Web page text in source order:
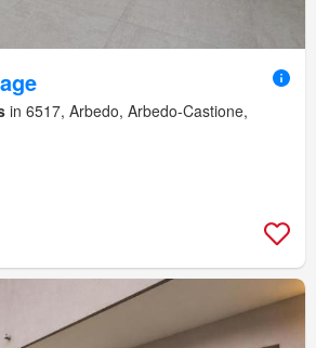
in 6517, Arbedo, Arbedo-Castione,